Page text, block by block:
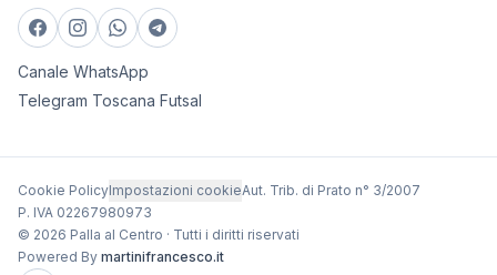
Canale WhatsApp
Telegram Toscana Futsal
Cookie PolicyImpostazioni cookieAut. Trib. di Prato n° 3/2007
P. IVA 02267980973
© 2026 Palla al Centro · Tutti i diritti riservati
Powered By martinifrancesco.it